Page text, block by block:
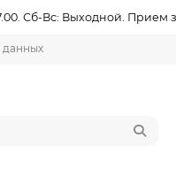
Сб-Вс: Выходной. Прием
данных